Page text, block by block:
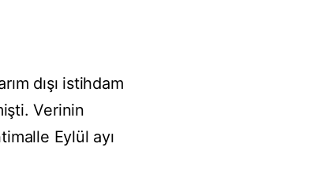
dışı istihdam
Verinin
Eylül ayı